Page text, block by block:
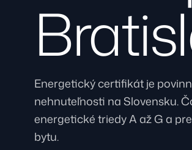
Energetický certifikát je
nehnuteľnosti na Slovensku.
energetické triedy A až G a
bytu.